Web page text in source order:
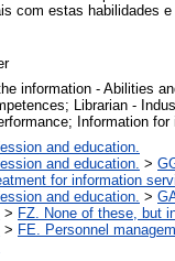
com estas habilidades
information - Abilities
Librarian -
Information
and education.
and education. >
for information
and education. >
> FZ. None of these, but
> FE. Personnel